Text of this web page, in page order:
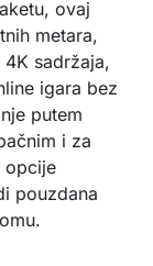
ovaj
metara,
sadržaja,
igara bez
putem
i za
opcije
pouzdana